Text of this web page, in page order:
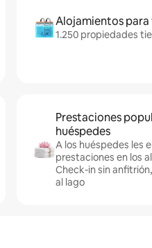
Alojamientos
1.250 propiedades
Prestaciones
huéspedes
A los huéspedes les
prestaciones en los
Check-in sin
al lago